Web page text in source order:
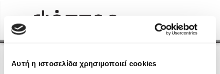
Αυτή η ιστοσελίδα χρησιμοποιεί cookies
Κλείσιμο
Αρχική | Οι Συγγραφείς μας
Οι Συγγραφείς μας